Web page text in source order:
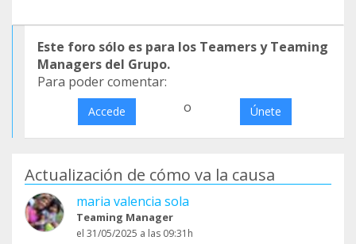
Este foro sólo es para los Teamers y Teaming
Managers del Grupo.
Para poder comentar:
Accede o Únete
Actualización de cómo va la causa
maria valencia sola
Teaming Manager
el 31/05/2025 a las 09:31h